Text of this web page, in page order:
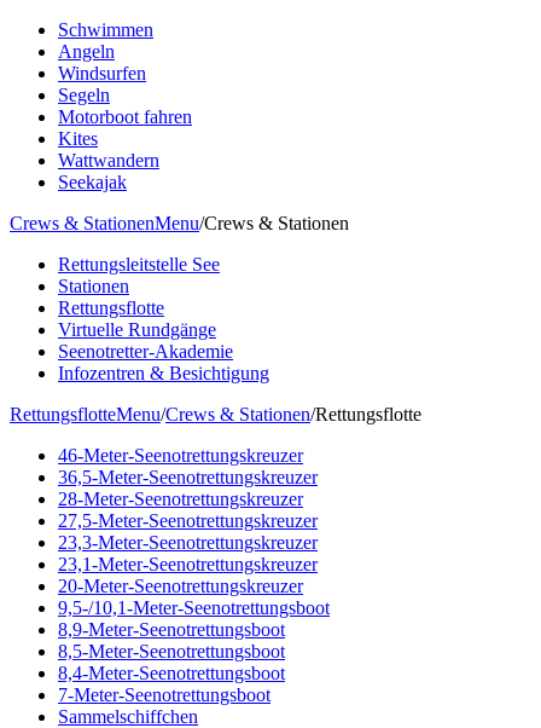
Schwimmen
Angeln
Windsurfen
Segeln
Motorboot fahren
Kites
Wattwandern
Seekajak
Crews & StationenMenu/Crews & Stationen
Rettungsleitstelle See
Stationen
Rettungsflotte
Virtuelle Rundgänge
Seenotretter-Akademie
Infozentren & Besichtigung
RettungsflotteMenu/Crews & Stationen/Rettungsflotte
46-Meter-Seenotrettungskreuzer
36,5-Meter-Seenotrettungskreuzer
28-Meter-Seenotrettungskreuzer
27,5-Meter-Seenotrettungskreuzer
23,3-Meter-Seenotrettungskreuzer
23,1-Meter-Seenotrettungskreuzer
20-Meter-Seenotrettungskreuzer
9,5-/10,1-Meter-Seenotrettungsboot
8,9-Meter-Seenotrettungsboot
8,5-Meter-Seenotrettungsboot
8,4-Meter-Seenotrettungsboot
7-Meter-Seenotrettungsboot
Sammelschiffchen